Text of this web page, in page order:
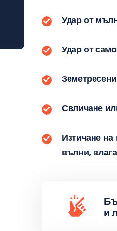
Удар от
Удар от
Свличане
Изтичане
вълни,
и